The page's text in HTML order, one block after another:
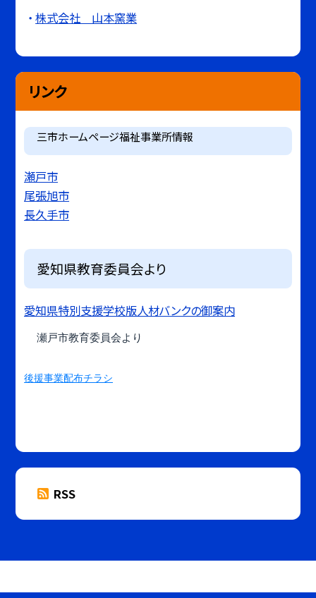
株式会社 山本窯業
リンク
三市ホームページ福祉事業所情報
瀬戸市
尾張旭市
長久手市
愛知県教育委員会より
愛知県特別支援学校版人材バンクの御案内
瀬戸市教育委員会より
後援事業配布チラシ
RSS